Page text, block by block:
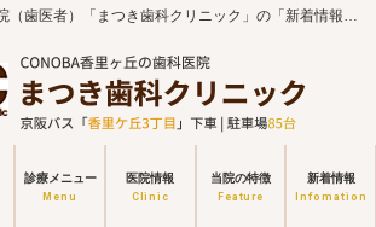
枚方市香里園の歯科医院（歯医者）「まつき歯科クリニック」の「新着情報一覧」のページです。
診療メニュー 医院情報 当院の特徴 新着情報